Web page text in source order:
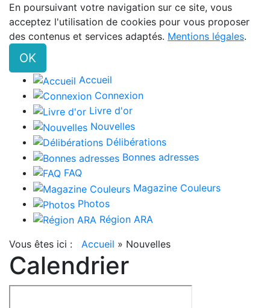
En poursuivant votre navigation sur ce site, vous
acceptez l'utilisation de cookies pour vous proposer
des contenus et services adaptés. Mentions légales.
OK
Accueil
Connexion
Livre d'or
Nouvelles
Délibérations
Bonnes adresses
FAQ
Magazine Couleurs
Photos
Région ARA
Vous êtes ici : Accueil » Nouvelles
Calendrier